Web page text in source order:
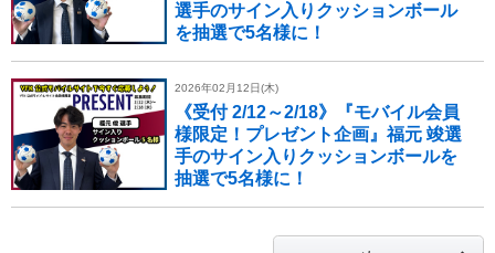
選手のサイン入りクッションボール
を抽選で5名様に！
2026年02月12日(木)
《受付 2/12～2/18》『モバイル会員
様限定！プレゼント企画』福元 竣選
手のサイン入りクッションボールを
抽選で5名様に！